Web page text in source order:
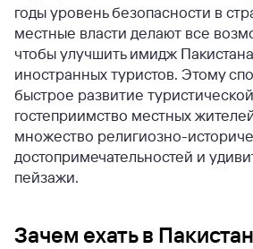
годы уровень безопасности в
местные власти делают все
чтобы улучшить имидж Пакистана
иностранных туристов. Этому
быстрое развитие
гостеприимство местных
множество религиозно-
достопримечательностей и
пейзажи.
Зачем ехать в Пакистан